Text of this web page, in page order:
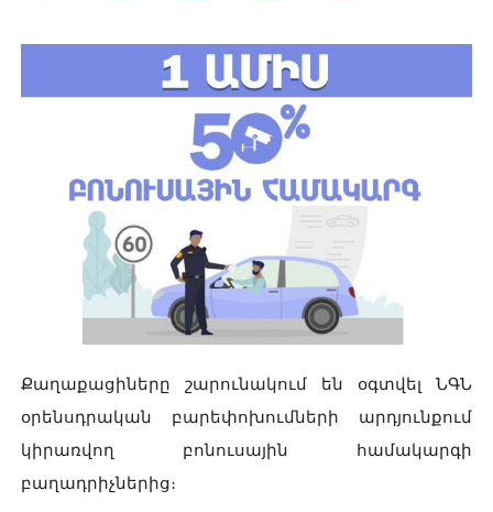
Քաղաքացիները շարունակում են օգտվել ՆԳՆ
օրենսդրական բարեփոխումների արդյունքում
կիրառվող բոնուսային համակարգի
բաղադրիչներից։